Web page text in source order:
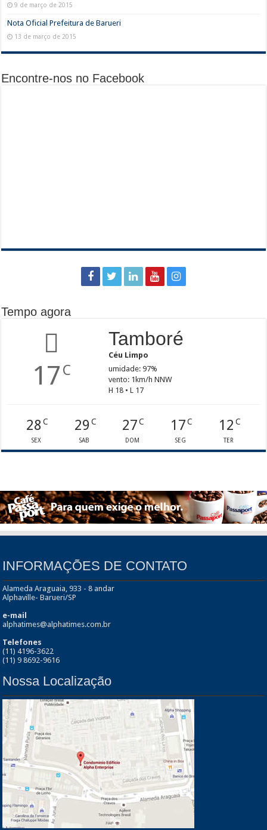
9 de março de 2015
Nota Oficial Prefeitura de Barueri
13 de março de 2015
Encontre-nos no Facebook
Tempo agora
17 C
Tamboré
Céu Limpo
umidade: 97%
vento: 1km/h NNW
H 18 • L 17
28C
SEX
29C
SAB
27 C
DOM
17C
SEG
12 C
TER
INFORMAÇÕES DE CONTATO
Alameda Araguaia, 933 - 8 andar
Alphaville- Barueri/SP
e-mail
alphatimes@alphatimes.com.br
Telefones
(11) 4196-3622
(11) 9 8692-9616
Nossa Localização